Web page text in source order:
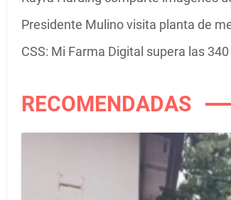
Presidente Mulino visita planta de
CSS: Mi Farma Digital supera las
RECOMENDADAS